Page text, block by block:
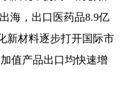
海，出口医药品8.9亿
新材料逐步打开国际市
值产品出口均快速增